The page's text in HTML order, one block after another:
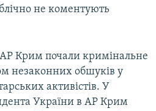
не коментують
АР Крим почали кримінальне
незаконних обшуків у
активістів. У
України в АР Крим